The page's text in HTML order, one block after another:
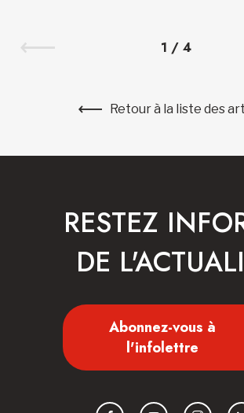
1 / 4
Retour à la liste des
RESTEZ
DE
Abonnez-vous à
l'infolettre